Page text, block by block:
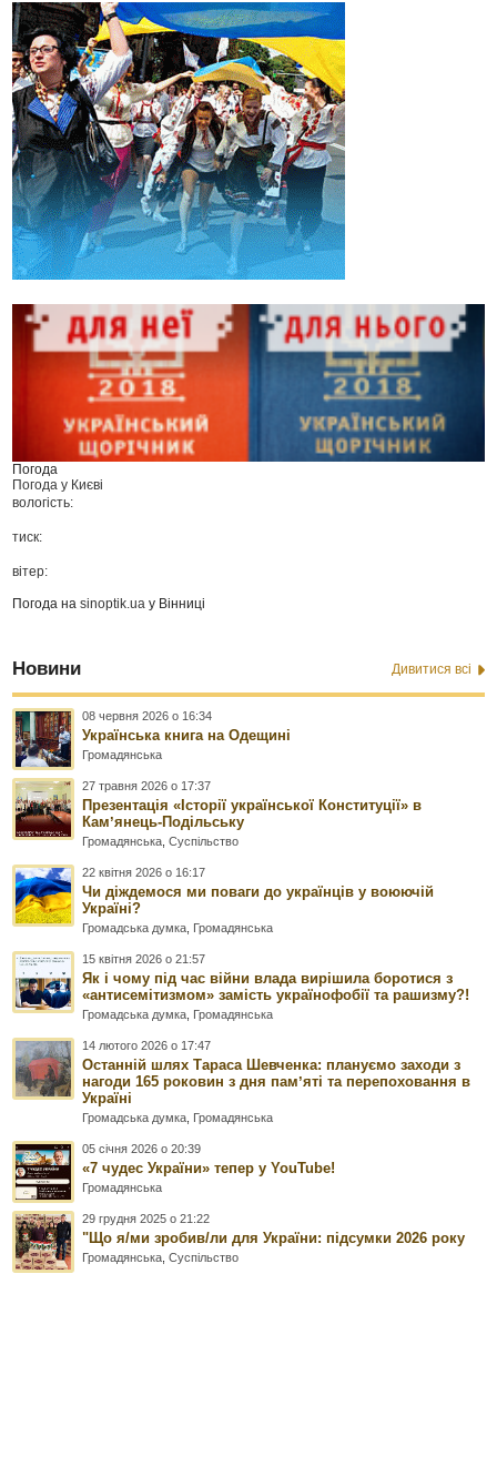
Погода
Погода у Києві
вологість:
тиск:
вітер:
Погода наsinoptik.ua у Вінниці
Новини Дивитися всі
08 червня 2026 о 16:34
Українська книга на Одещині
Громадянська
27 травня 2026 о 17:37
Презентація «Історії української Конституції» в
Камʼянець-Подільську
Громадянська ,Суспільство
22 квітня 2026 о 16:17
Чи діждемося ми поваги до українців у воюючій
Україні?
Громадська думка Громадянська
15 квітня 2026 о 21:57
Як і чому під час війни влада вирішила боротися з
«антисемітизмом» замість українофобії та рашизму?!
Громадська думка Громадянська
14 лютого 2026 о 17:47
Останній шлях Тараса Шевченка: плануємо заходи з
нагоди 165 роковин з дня памʼяті та перепоховання в
Україні
Громадська думка Громадянська
05 січня 2026 о 20:39
«7 чудес України» тепер у YouTube!
Громадянська
29 грудня 2025 о 21:22
"Що я/ми зробив/ли для України: підсумки 2026 року
Громадянська ,Суспільство